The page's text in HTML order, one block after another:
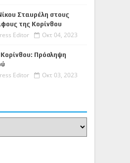
Σταυρέλη στους
της Κορίνθου
Editor Οκτ 04, 2023
Πρόσληψη
Editor Οκτ 03, 2023